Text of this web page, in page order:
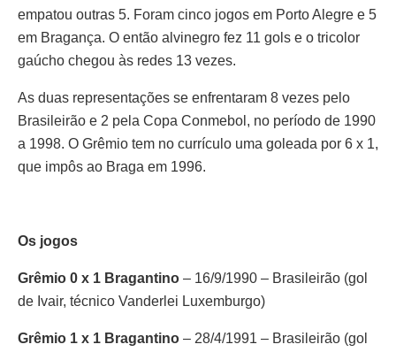
empatou outras 5. Foram cinco jogos em Porto Alegre e 5
em Bragança. O então alvinegro fez 11 gols e o tricolor
gaúcho chegou às redes 13 vezes.
As duas representações se enfrentaram 8 vezes pelo
Brasileirão e 2 pela Copa Conmebol, no período de 1990
a 1998. O Grêmio tem no currículo uma goleada por 6 x 1,
que impôs ao Braga em 1996.
Os jogos
Grêmio 0 x 1 Bragantino – 16/9/1990 – Brasileirão (gol
de Ivair, técnico Vanderlei Luxemburgo)
Grêmio 1 x 1 Bragantino – 28/4/1991 – Brasileirão (gol